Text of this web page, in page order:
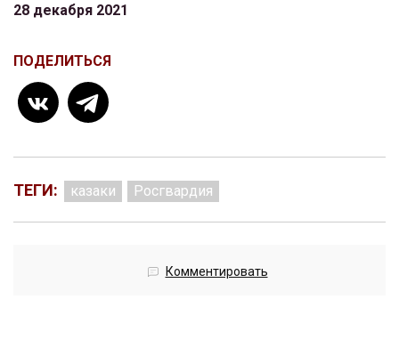
28 декабря 2021
ПОДЕЛИТЬСЯ
ТЕГИ: казаки Росгвардия
Комментировать